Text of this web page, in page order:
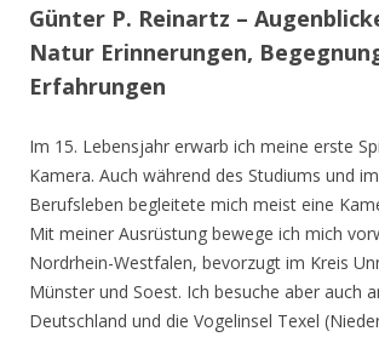
Günter P. Reinartz –
Natur Erinnerungen,
Erfahrungen
Im 15. Lebensjahr erwarb ich meine erste
Kamera. Auch während des Studiums und
Berufsleben begleitete mich meist eine
Mit meiner Ausrüstung bewege ich mich
Nordrhein-Westfalen, bevorzugt im Kreis
Münster und Soest. Ich besuche aber auch
Deutschland und die Vogelinsel Texel